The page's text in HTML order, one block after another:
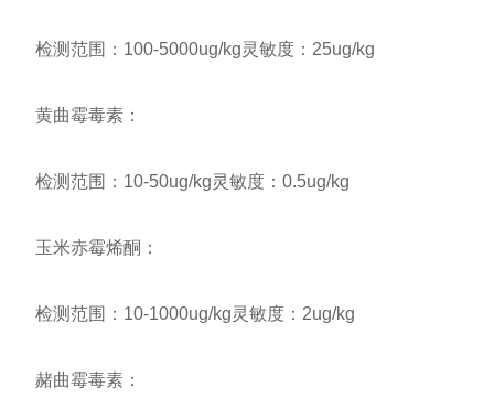
检测范围：100-5000ug/kg灵敏度：25ug/kg
黄曲霉毒素：
检测范围：10-50ug/kg灵敏度：0.5ug/kg
玉米赤霉烯酮：
检测范围：10-1000ug/kg灵敏度：2ug/kg
赭曲霉毒素：